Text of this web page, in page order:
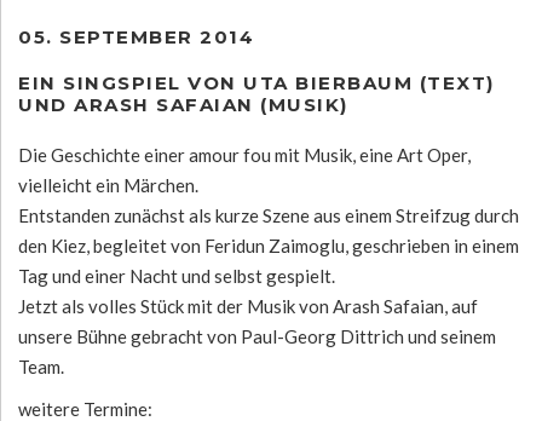
05. SEPTEMBER 2014
EIN SINGSPIEL VON UTA BIERBAUM (TEXT)
UND ARASH SAFAIAN (MUSIK)
Die Geschichte einer amour fou mit Musik, eine Art Oper,
vielleicht ein Märchen.
Entstanden zunächst als kurze Szene aus einem Streifzug durch
den Kiez, begleitet von Feridun Zaimoglu, geschrieben in einem
Tag und einer Nacht und selbst gespielt.
Jetzt als volles Stück mit der Musik von Arash Safaian, auf
unsere Bühne gebracht von Paul-Georg Dittrich und seinem
Team.
weitere Termine: